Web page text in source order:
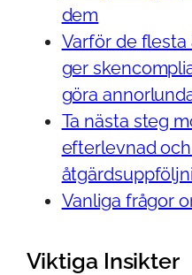
dem
Varför de
ger
göra
Ta nästa steg
efterlevnad
Vanliga frågor
Viktiga Insikter